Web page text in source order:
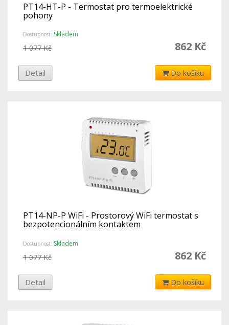
PT14-HT-P - Termostat pro termoelektrické
pohony
Dostupnost: Skladem
862 Kč
1 077 Kč
Detail Do košíku
PT14-NP-P WiFi - Prostorový WiFi termostat s
bezpotencionálním kontaktem
Dostupnost: Skladem
862 Kč
1 077 Kč
Detail Do košíku